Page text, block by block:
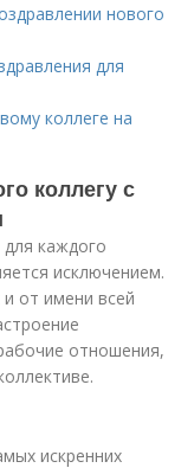
нового
для
коллеге на
коллегу с
каждого
исключением.
от имени всей
отношения,
искренних